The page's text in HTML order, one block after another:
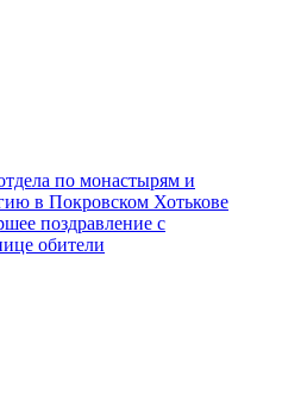
по монастырям и
в Покровском Хотькове
поздравление с
обители